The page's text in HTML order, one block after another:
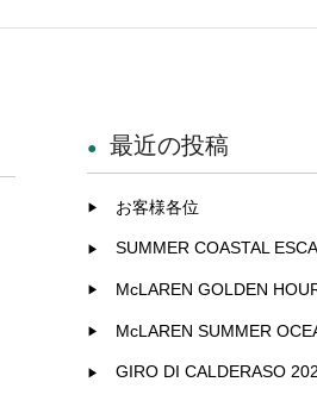
最近の投稿
お客様各位
SUMMER COASTAL ESCAPE with
McLAREN GOLDEN HOURS Night drive
McLAREN SUMMER OCEAN DRIVE EXCLUSIVE
GIRO DI CALDERASO